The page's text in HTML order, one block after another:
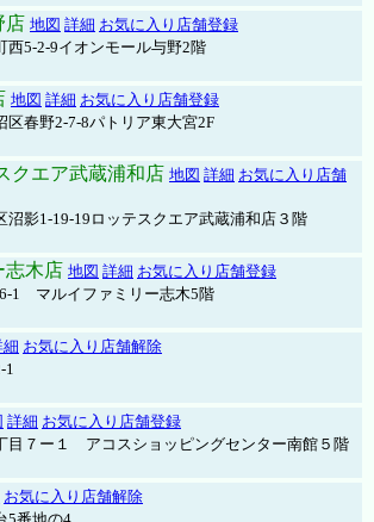
店 地図 詳細 お気に入り店舗登録
西5-2-9イオンモール与野2階
地図 詳細 お気に入り店舗登録
区春野2-7-8パトリア東大宮2F
クエア武蔵浦和店 地図 詳細 お気に入り店舗
沼影1-19-19ロッテスクエア武蔵浦和店３階
志木店 地図 詳細 お気に入り店舗登録
1 マルイファミリー志木5階
細 お気に入り店舗解除
1
詳細 お気に入り店舗登録
目７ー１ アコスショッピングセンター南館５階
お気に入り店舗解除